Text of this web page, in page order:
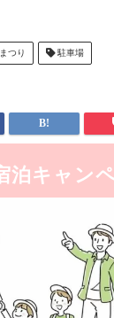
つり 駐車場
泊キャン